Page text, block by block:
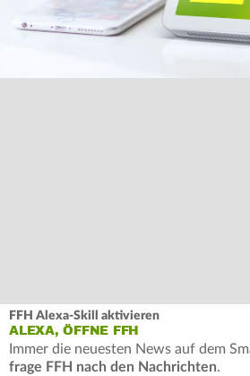
FFH Alexa-Skill aktivieren
ALEXA, ÖFFNE FFH
Immer die neuesten News auf dem
frage FFH nach den Nachrichten.